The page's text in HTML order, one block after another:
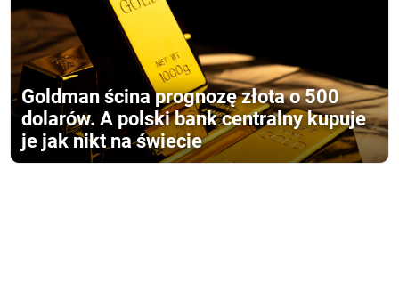
Goldman ścina prognozę złota o 500
dolarów. A polski bank centralny kupuje
je jak nikt na świecie